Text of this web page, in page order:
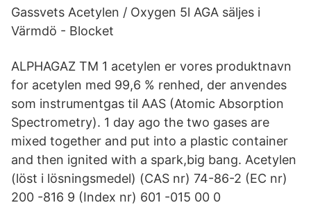
Gassvets Acetylen / Oxygen 5l AGA säljes i
Värmdö - Blocket
ALPHAGAZ TM 1 acetylen er vores produktnavn
for acetylen med 99,6 % renhed, der anvendes
som instrumentgas til AAS (Atomic Absorption
Spectrometry). 1 day ago the two gases are
mixed together and put into a plastic container
and then ignited with a spark,big bang. Acetylen
(löst i lösningsmedel) (CAS nr) 74-86-2 (EC nr)
200 -816 9 (Index nr) 601 -015 00 0